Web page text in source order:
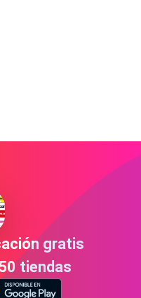
gratis
tiendas